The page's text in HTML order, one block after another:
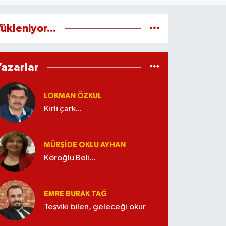
LOKMAN ÖZKUL
Kirli çark...
MÜRŞIDE OKLU AYHAN
Köroğlu Beli...
EMRE BURAK TAĞ
Teşviki bilen, geleceği okur